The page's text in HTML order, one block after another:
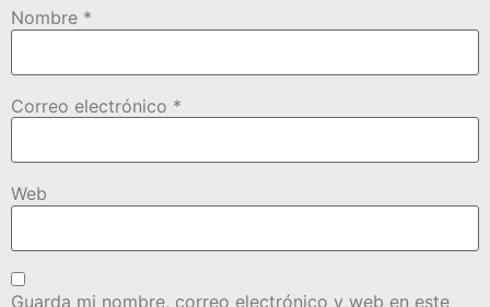
Nombre *
Correo electrónico *
Web
Guarda mi nombre, correo electrónico y web en este